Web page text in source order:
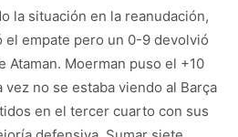
la situación en la reanudación,
empate pero un 0-9 devolvió
Ataman. Moerman puso el +10
no se estaba viendo al Barça
en el tercer cuarto con sus